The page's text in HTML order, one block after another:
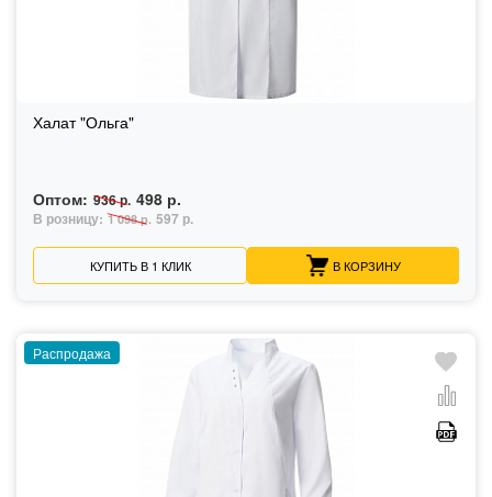
Халат "Ольга"
Оптом: 936 р. 498 р.
В розницу: 1 098 р. 597 р.
КУПИТЬ В 1 КЛИК В КОРЗИНУ
Распродажа